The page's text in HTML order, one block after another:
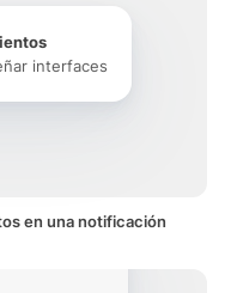
interfaces
en una notificación